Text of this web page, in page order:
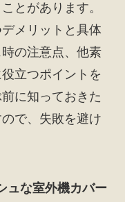
とがあります。
メリットと具体
の注意点、他素
立つポイントを
に知っておきた
で、失敗を避け
ュな室外機カバー